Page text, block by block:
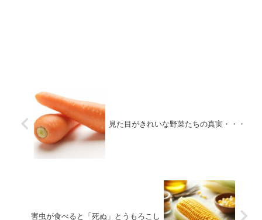
見た目がきれいな野菜たちの真実・・・
害虫が食べると「死ぬ」とうもろこし​